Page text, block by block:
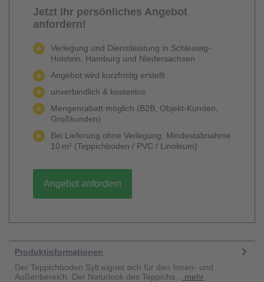
Jetzt Ihr persönliches Angebot
anfordern!
Verlegung und Dienstleistung in Schleswig-
Holstein, Hamburg und Niedersachsen
Angebot wird kurzfristig erstellt
unverbindlich & kostenlos
Mengenrabatt möglich (B2B, Objekt-Kunden,
Großkunden)
Bei Lieferung ohne Verlegung: Mindestabnahme
10 m² (Teppichboden / PVC / Linoleum)
Angebot anfordern
Produktinformationen
Der Teppichboden Sylt eignet sich für den Innen- und
Außenbereich. Der Naturlook des Teppichs...
mehr